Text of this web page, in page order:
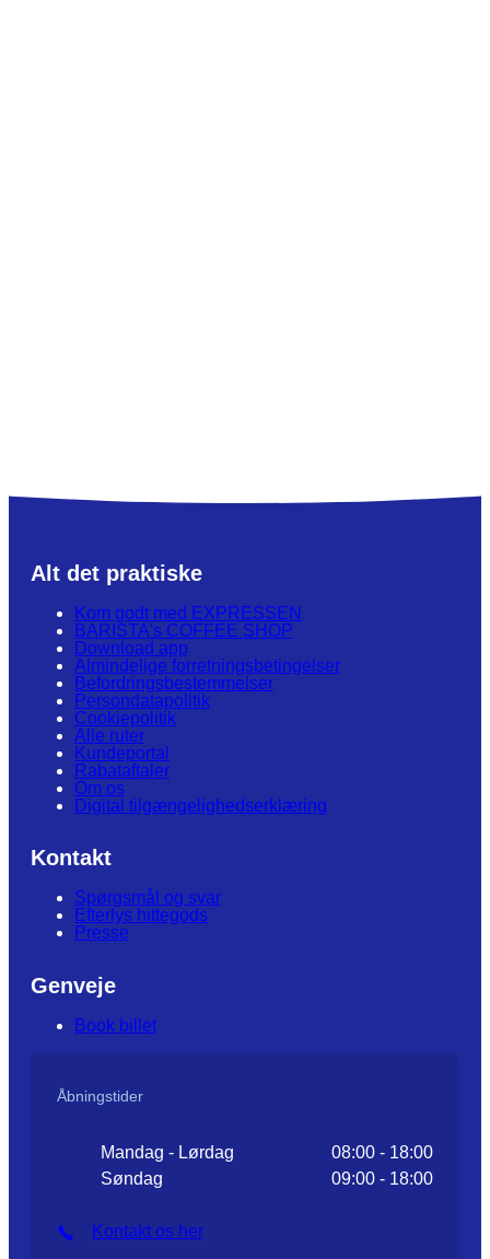
Alt det praktiske
Kom godt med EXPRESSEN
BARISTA's COFFEE SHOP
Download app
Almindelige forretningsbetingelser
Befordringsbestemmelser
Persondatapolitik
Cookiepolitik
Alle ruter
Kundeportal
Rabataftaler
Om os
Digital tilgængelighedserklæring
Kontakt
Spørgsmål og svar
Efterlys hittegods
Presse
Genveje
Book billet
Åbningstider
Mandag - Lørdag
08:00 - 18:00
Søndag
09:00 - 18:00
Kontakt os her